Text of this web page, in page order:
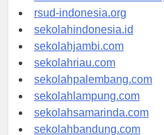
rsudkisaran-asahankab.org
rsud-indonesia.org
sekolahindonesia.id
sekolahjambi.com
sekolahriau.com
sekolahpalembang.com
sekolahlampung.com
sekolahsamarinda.com